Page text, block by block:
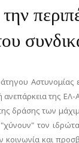
ανεπάρκεια της
δράσης των
τον
κοινωνία και